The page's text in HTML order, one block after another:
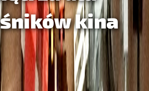
kina